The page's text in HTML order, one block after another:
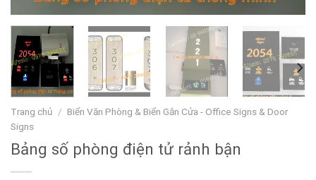
Trang chủ / Biển Văn Phòng & Biển Gắn Cửa - Office Signs & Door
Signs
Bảng số phòng điện tử rảnh bận